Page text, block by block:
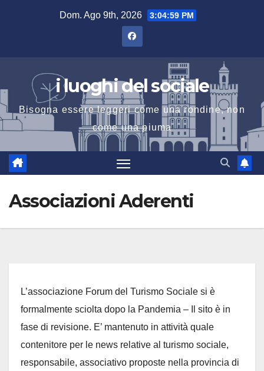
Dom. Ago 9th, 2026 3:05:01 PM
i luoghi del sociale
Bisogna essere leggeri come una rondine, non
come una piuma
Associazioni Aderenti
L’associazione Forum del Turismo Sociale si è
formalmente sciolta dopo la Pandemia – Il sito è in
fase di revisione. E’ mantenuto in attività quale
contenitore per le news relative al turismo sociale,
responsabile, associativo proposte nella provincia di